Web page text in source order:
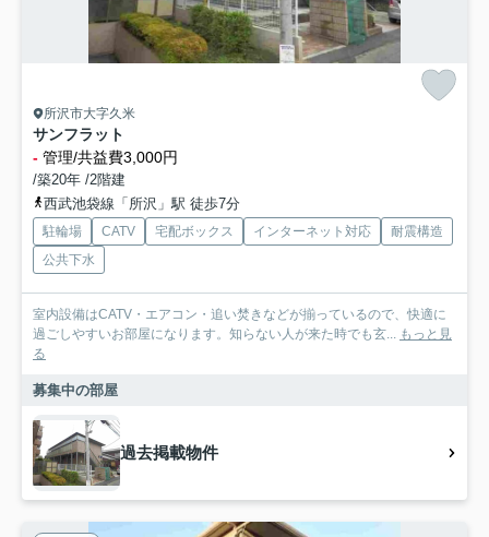
所沢市大字久米
サンフラット
- 管理/共益費3,000円
/築20年 /2階建
西武池袋線「所沢」駅 徒歩7分
駐輪場 CATV 宅配ボックス インターネット対応
耐震構造
公共下水
室内設備はCATV・エアコン・追い焚きなどが揃っているので、快適に
過ごしやすいお部屋になります。知らない人が来た時でも玄... もっと見
る
募集中の部屋
過去掲載物件